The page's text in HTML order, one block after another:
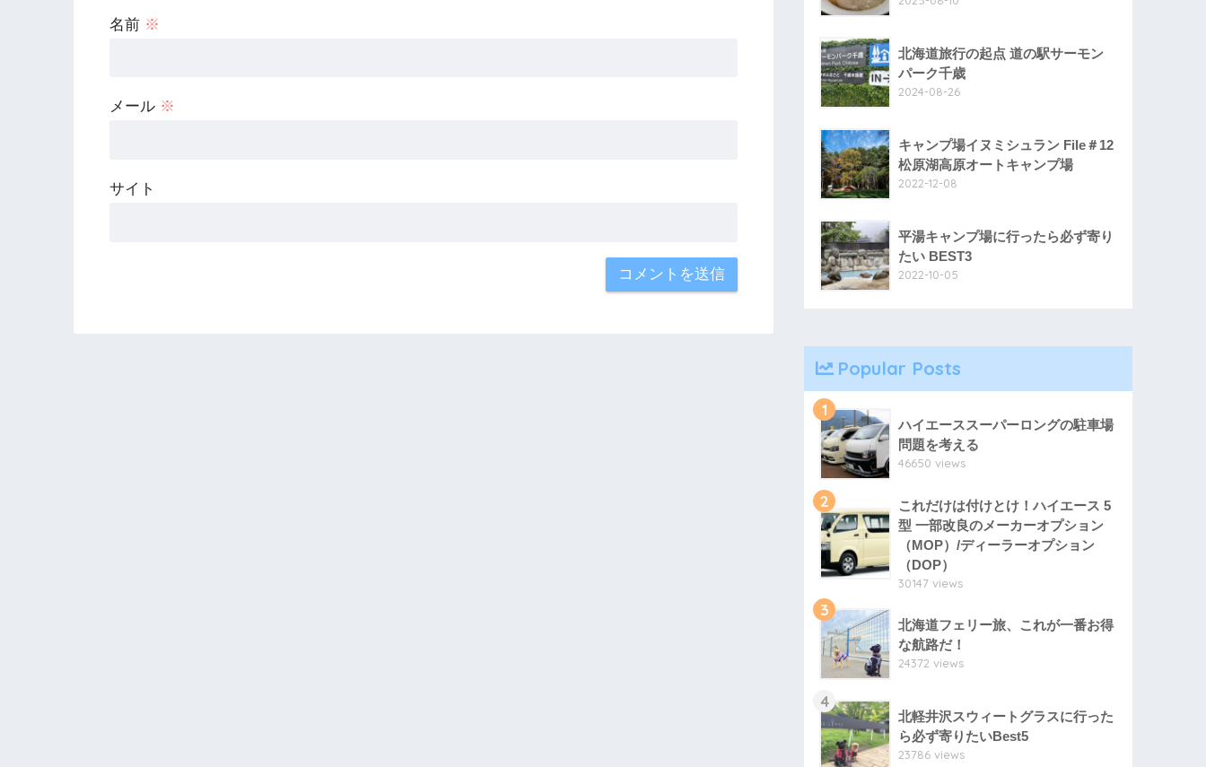
名前 ※
メール ※
サイト
北海道旅行の起点 道の駅サーモン
パーク千歳
2024-08-26
キャンプ場イヌミシュラン File＃12
松原湖高原オートキャンプ場
2022-12-08
平湯キャンプ場に行ったら必ず寄り
たい BEST3
2022-10-05
Popular Posts
1
ハイエーススーパーロングの駐車場
問題を考える
46650 views
2
これだけは付けとけ！ハイエース 5
型 一部改良のメーカーオプション
（MOP）/ディーラーオプション
（DOP）
30147 views
3
北海道フェリー旅、これが一番お得
な航路だ！
24372 views
4
北軽井沢スウィートグラスに行った
ら必ず寄りたいBest5
23786 views